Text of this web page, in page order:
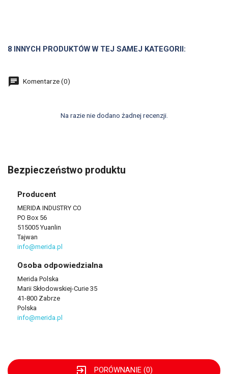
8 INNYCH PRODUKTÓW W TEJ SAMEJ KATEGORII:
Komentarze (0)
Na razie nie dodano żadnej recenzji.
Bezpieczeństwo produktu
Producent
MERIDA INDUSTRY CO
PO Box 56
515005 Yuanlin
Tajwan
info@merida.pl
Osoba odpowiedzialna
Merida Polska
Marii Skłodowskiej-Curie 35
41-800 Zabrze
Polska
info@merida.pl
exit_to_app PORÓWNANIE (0)